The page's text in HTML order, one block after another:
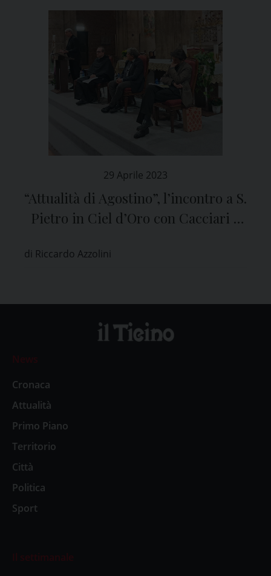
29 Aprile 2023
“Attualità di Agostino”, l’incontro a S.
Pietro in Ciel d’Oro con Cacciari e
di Riccardo Azzolini
News
Cronaca
Attualità
Primo Piano
Territorio
Città
Politica
Sport
Il settimanale